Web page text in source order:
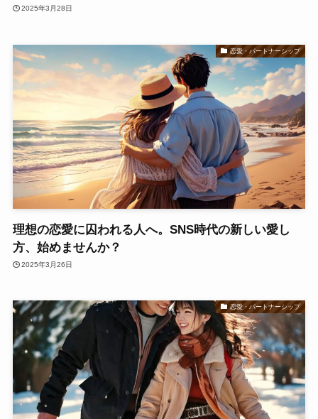
2025年3月28日
恋愛・パートナーシップ
理想の恋愛に囚われる人へ。SNS時代の新しい愛し
方、始めませんか？
2025年3月26日
恋愛・パートナーシップ